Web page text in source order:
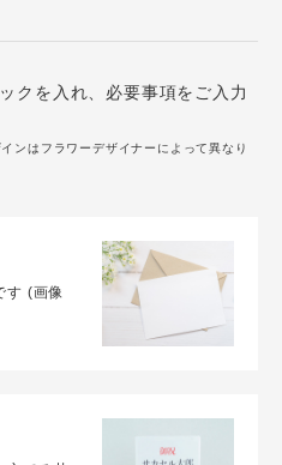
クを入れ、必要事項をご入力
ンはフラワーデザイナーによって異なり
す (画像